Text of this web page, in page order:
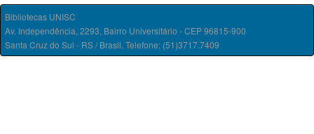
Bibliotecas UNISC
Av. Independência, 2293, Bairro Universitário - CEP 96815-900
Santa Cruz do Sul - RS / Brasil. Telefone: (51)3717.7409